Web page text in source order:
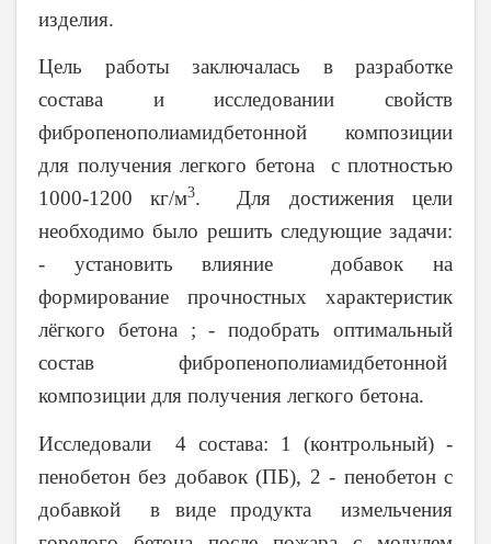
изделия.
Цель работы заключалась в разработке
состава и исследовании свойств
фибропенополиамидбетонной композиции
для получения легкого бетона с плотностью
1000-1200 кг/м3. Для достижения цели
необходимо было решить следующие задачи:
- установить влияние добавок на
формирование прочностных характеристик
лёгкого бетона ;- подобрать оптимальный
состав фибропенополиамидбетонной
композиции для получения легкого бетона.
Исследовали 4 состава: 1 (контрольный) -
пенобетон без добавок (ПБ), 2 - пенобетон с
добавкой в виде продукта измельчения